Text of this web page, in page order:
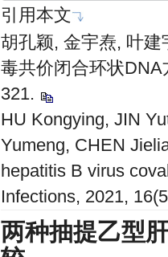
引用本文
胡孔颖, 金宇焘, 叶
毒共价闭合环状
321.
HU Kongying, JIN
Yumeng, CHEN
hepatitis B virus
Infections, 2021,
两种抽提乙型